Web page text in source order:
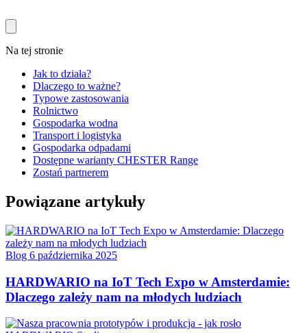
Na tej stronie
Jak to działa?
Dlaczego to ważne?
Typowe zastosowania
Rolnictwo
Gospodarka wodna
Transport i logistyka
Gospodarka odpadami
Dostępne warianty CHESTER Range
Zostań partnerem
Powiązane artykuły
Blog 6 października 2025
HARDWARIO na IoT Tech Expo w Amsterdamie:
Dlaczego zależy nam na młodych ludziach